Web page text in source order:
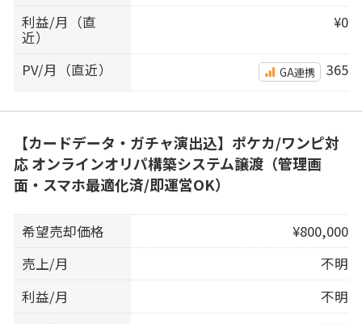
利益/月（直
近）
¥0
PV/月（直近） GA連携 365
【カードデータ・ガチャ演出込】ポケカ/ワンピ対
応 オンラインオリパ構築システム譲渡（管理画
面・スマホ最適化済/即運営OK）
希望売却価格
¥800,000
売上/月
不明
利益/月
不明